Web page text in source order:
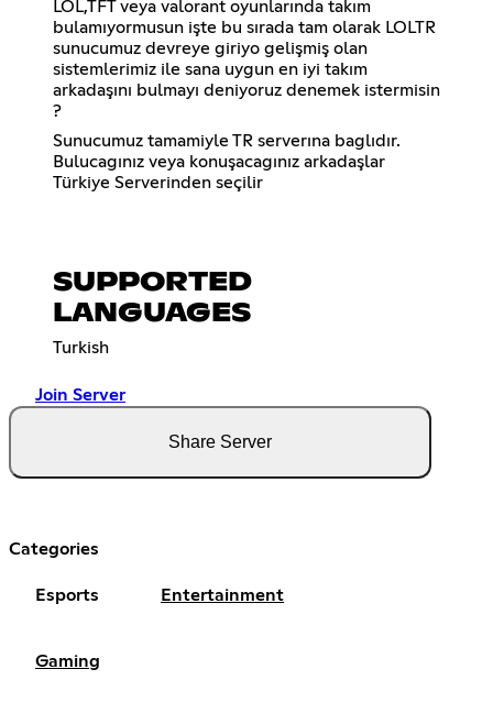
LOL,TFT veya valorant oyunlarında takım
bulamıyormusun işte bu sırada tam olarak LOLTR
sunucumuz devreye giriyo gelişmiş olan
sistemlerimiz ile sana uygun en iyi takım
arkadaşını bulmayı deniyoruz denemek istermisin
?
Sunucumuz tamamiyle TR serverına baglıdır.
Bulucagınız veya konuşacagınız arkadaşlar
Türkiye Serverinden seçilir
SUPPORTED
LANGUAGES
Turkish
Join Server
Share Server
Categories
Esports Entertainment
Gaming